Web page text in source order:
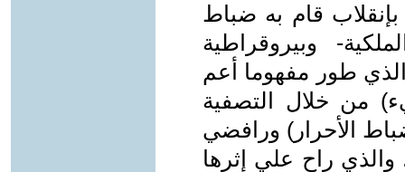
قام به ضباط
وبيروقراطية
طور مفهوما أعم
من خلال التصفية
الأحرار) ورافضي
راح علي إثرها